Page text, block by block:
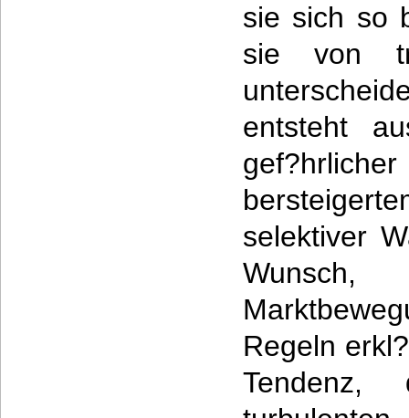
sie sich so
sie von
entsteht
selektiver
Regeln